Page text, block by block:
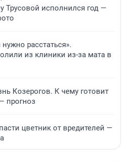
Трусовой исполнился год —
расстаться».
из клиники из-за мата в
Козерогов. К чему готовит
прогноз
цветник от вредителей —